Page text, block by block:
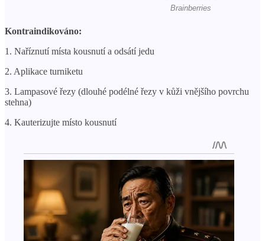
Kontraindikováno:
1. Naříznutí místa kousnutí a odsátí jedu
2. Aplikace turniketu
3. Lampasové řezy (dlouhé podélné řezy v kůži vnějšího povrchu
stehna)
4. Kauterizujte místo kousnutí